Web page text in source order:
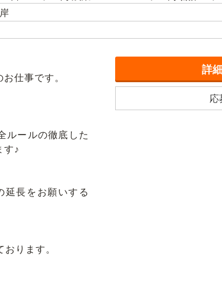
仕事です。
ルールの徹底した
す♪
長をお願いする
ります。
詳
応